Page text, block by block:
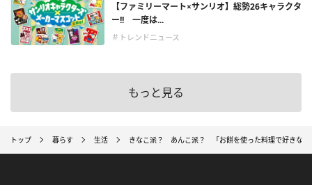
【ファミリーマート×サンリオ】総勢26キャラクタ
ー!! 一度は...
＃トレンドニュース
もっと見る
トップ 暮らす 生活 きなこ派？ あんこ派？ 「お餅を使った料理で好きなも